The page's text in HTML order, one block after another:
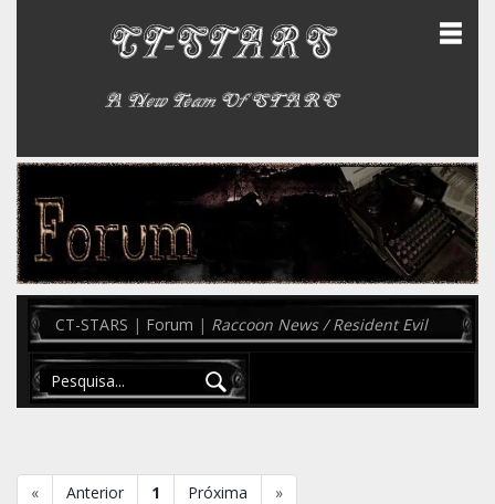
CT-STARS | Forum | Raccoon News / Resident Evil
« Anterior 1 Próxima »